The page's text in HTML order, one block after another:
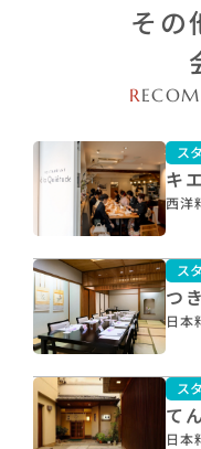
その
R
ス
キ
西洋
ス
つ
日本
ス
て
日本